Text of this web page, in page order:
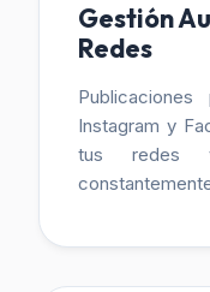
Gestión
Redes
Instagram y
tus redes